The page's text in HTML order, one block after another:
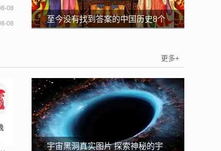
08
08 至今没有找到答案的中国历史8个
更多+
宇宙黑洞真实图片 探索神秘的宇